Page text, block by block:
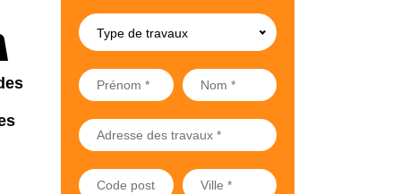
Type de travaux